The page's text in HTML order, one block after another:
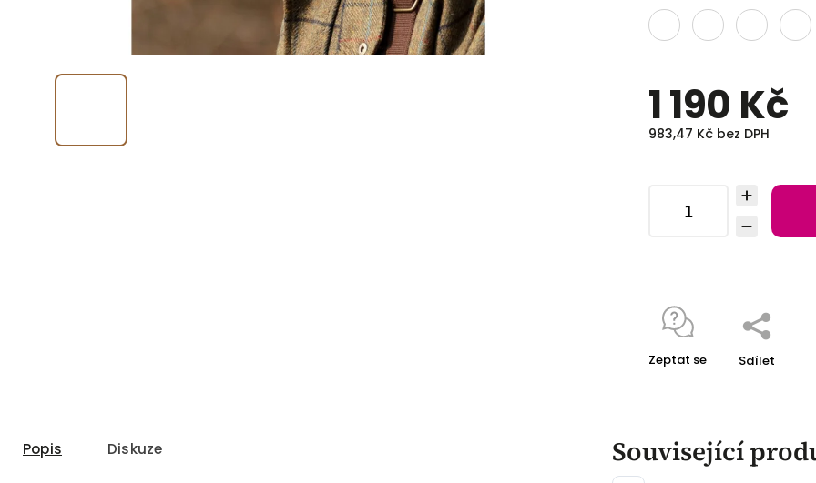
1 190 Kč
983,47 Kč bez DPH
Zeptat se Sdílet
Popis Diskuze Související